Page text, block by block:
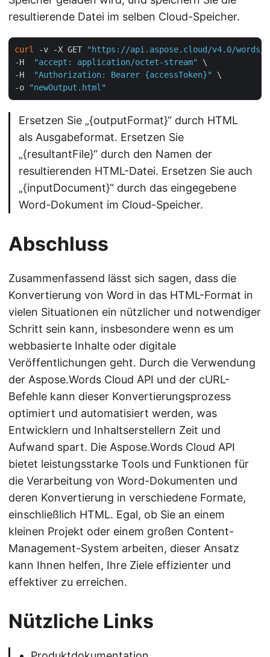
resultierende Datei im selben Cloud-Speicher.
curl -v -X GET
"https://api.aspose.cloud/v4.0/words/
-H
"accept: application/octet-stream"
\
-H
"Authorization: Bearer {accessToken}"
\
-o
"newOutput.html"
Ersetzen Sie „{outputFormat}“ durch HTML
als Ausgabeformat. Ersetzen Sie
„{resultantFile}“ durch den Namen der
resultierenden HTML-Datei. Ersetzen Sie auch
„{inputDocument}“ durch das eingegebene
Word-Dokument im Cloud-Speicher.
Abschluss
Zusammenfassend lässt sich sagen, dass die
Konvertierung von Word in das HTML-Format in
vielen Situationen ein nützlicher und notwendiger
Schritt sein kann, insbesondere wenn es um
webbasierte Inhalte oder digitale
Veröffentlichungen geht. Durch die Verwendung
der Aspose.Words Cloud API und der cURL-
Befehle kann dieser Konvertierungsprozess
optimiert und automatisiert werden, was
Entwicklern und Inhaltserstellern Zeit und
Aufwand spart. Die Aspose.Words Cloud API
bietet leistungsstarke Tools und Funktionen für
die Verarbeitung von Word-Dokumenten und
deren Konvertierung in verschiedene Formate,
einschließlich HTML. Egal, ob Sie an einem
kleinen Projekt oder einem großen Content-
Management-System arbeiten, dieser Ansatz
kann Ihnen helfen, Ihre Ziele effizienter und
effektiver zu erreichen.
Nützliche Links